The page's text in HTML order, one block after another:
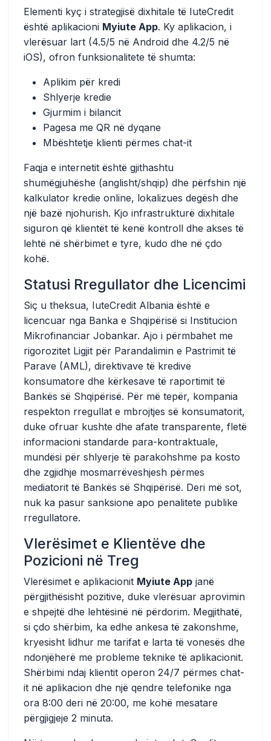
Elementi kyç i strategjisë dixhitale të IuteCredit
është aplikacioni Myiute App. Ky aplikacion, i
vlerësuar lart (4.5/5 në Android dhe 4.2/5 në
iOS), ofron funksionalitete të shumta:
Aplikim për kredi
Shlyerje kredie
Gjurmim i bilancit
Pagesa me QR në dyqane
Mbështetje klienti përmes chat-it
Faqja e internetit është gjithashtu
shumëgjuhëshe (anglisht/shqip) dhe përfshin një
kalkulator kredie online, lokalizues degësh dhe
një bazë njohurish. Kjo infrastrukturë dixhitale
siguron që klientët të kenë kontroll dhe akses të
lehtë në shërbimet e tyre, kudo dhe në çdo
kohë.
Statusi Rregullator dhe Licencimi
Siç u theksua, IuteCredit Albania është e
licencuar nga Banka e Shqipërisë si Institucion
Mikrofinanciar Jobankar. Ajo i përmbahet me
rigorozitet Ligjit për Parandalimin e Pastrimit të
Parave (AML), direktivave të kredive
konsumatore dhe kërkesave të raportimit të
Bankës së Shqipërisë. Për më tepër, kompania
respekton rregullat e mbrojtjes së konsumatorit,
duke ofruar kushte dhe afate transparente, fletë
informacioni standarde para-kontraktuale,
mundësi për shlyerje të parakohshme pa kosto
dhe zgjidhje mosmarrëveshjesh përmes
mediatorit të Bankës së Shqipërisë. Deri më sot,
nuk ka pasur sanksione apo penalitete publike
rregullatore.
Vlerësimet e Klientëve dhe
Pozicioni në Treg
Vlerësimet e aplikacionit Myiute App janë
përgjithësisht pozitive, duke vlerësuar aprovimin
e shpejtë dhe lehtësinë në përdorim. Megjithatë,
si çdo shërbim, ka edhe ankesa të zakonshme,
kryesisht lidhur me tarifat e larta të vonesës dhe
ndonjëherë me probleme teknike të aplikacionit.
Shërbimi ndaj klientit operon 24/7 përmes chat-
it në aplikacion dhe një qendre telefonike nga
ora 8:00 deri në 20:00, me kohë mesatare
përgjigjeje 2 minuta.